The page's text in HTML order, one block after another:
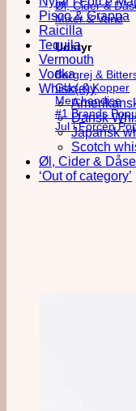
Øl, Cider &
Mixer & Vand
Udstyr
Bargrej &
Glas & Kopper
Merchandise
#1 Brands
Jul i Forcen
Pisco & Grappa
Raicilla
Tequila
Vermouth
Vodka
Whisk(e)y
Dansk
Japansk
Scotch
Øl, Cider &
‘Out of category’